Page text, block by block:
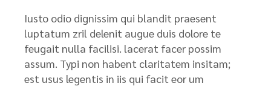
Iusto odio dignissim qui blandit praesent
luptatum zril delenit augue duis dolore te
feugait nulla facilisi. lacerat facer possim
assum. Typi non habent claritatem insitam;
est usus legentis in iis qui facit eor um